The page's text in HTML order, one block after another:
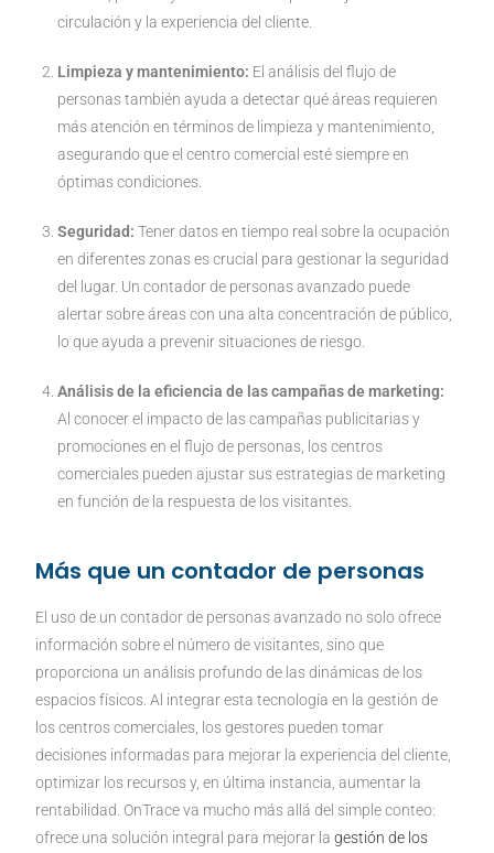
circulación y la experiencia del cliente.
Limpieza y mantenimiento: El análisis del flujo de
personas también ayuda a detectar qué áreas requieren
más atención en términos de limpieza y mantenimiento,
asegurando que el centro comercial esté siempre en
óptimas condiciones.
Seguridad: Tener datos en tiempo real sobre la ocupación
en diferentes zonas es crucial para gestionar la seguridad
del lugar. Un contador de personas avanzado puede
alertar sobre áreas con una alta concentración de público,
lo que ayuda a prevenir situaciones de riesgo.
Análisis de la eficiencia de las campañas de marketing:
Al conocer el impacto de las campañas publicitarias y
promociones en el flujo de personas, los centros
comerciales pueden ajustar sus estrategias de marketing
en función de la respuesta de los visitantes.
Más que un contador de personas
El uso de un contador de personas avanzado no solo ofrece
información sobre el número de visitantes, sino que
proporciona un análisis profundo de las dinámicas de los
espacios físicos. Al integrar esta tecnología en la gestión de
los centros comerciales, los gestores pueden tomar
decisiones informadas para mejorar la experiencia del cliente,
optimizar los recursos y, en última instancia, aumentar la
rentabilidad. OnTrace va mucho más allá del simple conteo:
ofrece una solución integral para mejorar lagestión de los